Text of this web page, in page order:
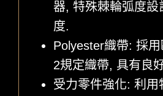
器, 特殊棘輪弧度設
度.
Polyester織帶: 採
2規定織帶, 具有良
受力零件強化: 利用